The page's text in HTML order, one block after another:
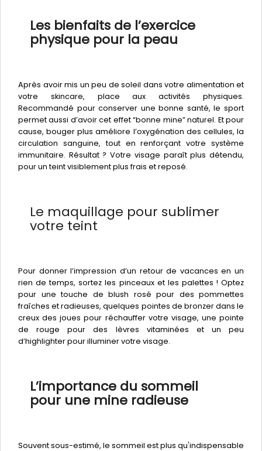
Les bienfaits de l’exercice
physique pour la peau
Après avoir mis un peu de soleil dans votre alimentation et
votre skincare, place aux activités physiques.
Recommandé pour conserver une bonne santé, le sport
permet aussi d’avoir cet effet “bonne mine” naturel. Et pour
cause, bouger plus améliore l’oxygénation des cellules, la
circulation sanguine, tout en renforçant votre système
immunitaire. Résultat ? Votre visage paraît plus détendu,
pour un teint visiblement plus frais et reposé.
Le maquillage pour sublimer
votre teint
Pour donner l’impression d’un retour de vacances en un
rien de temps, sortez les pinceaux et les palettes ! Optez
pour une touche de blush rosé pour des pommettes
fraîches et radieuses, quelques pointes de bronzer dans le
creux des joues pour réchauffer votre visage, une pointe
de rouge pour des lèvres vitaminées et un peu
d’highlighter pour illuminer votre visage.
L’importance du sommeil
pour une mine radieuse
Souvent sous-estimé, le sommeil est plus qu'indispensable